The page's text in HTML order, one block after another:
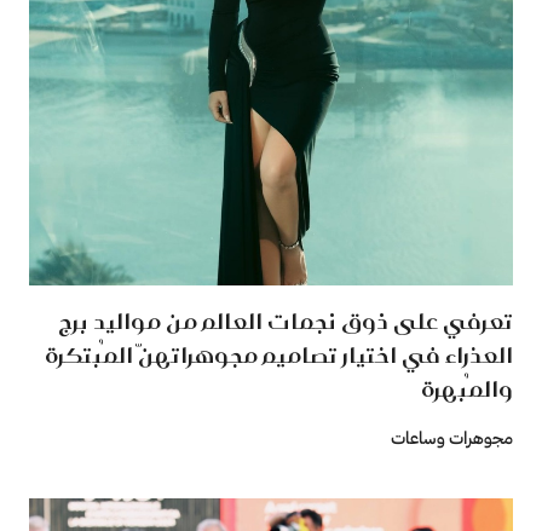
تعرفي على ذوق نجمات العالم من مواليد برج
العذراء في اختيار تصاميم مجوهراتهنّ المُبتكرة
والمُبهرة
مجوهرات وساعات